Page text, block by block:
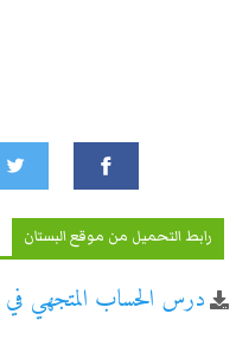
رابط التحميل من موقع البستان
درس الحساب المتجهي في